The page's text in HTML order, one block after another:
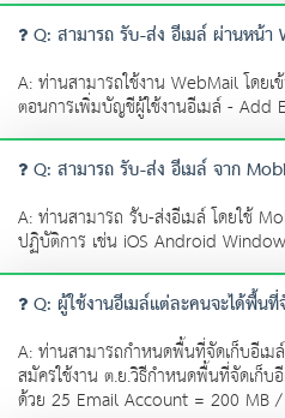
Q: สามารถ รับ-ส่ง อีเมล์ ผ่านหน้า
A: ท่านสามารถใช้งาน WebMail โด
ตอนการเพิ่มบัญชีผู้ใช้งานอีเมล์ - Add
Q: สามารถ รับ-ส่ง อีเมล์ จาก
A: ท่านสามารถ รับ-ส่งอีเมล์ โดยใช้
ปฏิบัติการ เช่น iOS Android
Q: ผู้ใช้งานอีเมล์แต่ละคนจะได้พื้นที่
A: ท่านสามารถกำหนดพื้นที่จัดเก็บอีเม
สมัครใช้งาน ต.ย.วิธีกำหนดพื้นที่จัดเก็
ด้วย 25 Email Account = 200 MB